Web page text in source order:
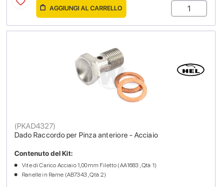
AGGIUNGI AL CARRELLO
Dado Raccordo per Pinza anteriore - Acciaio
(PKAD4327)
Contenuto del Kit:
Vite di Carico Acciaio 1,00mm Filetto (AA1683 , Qtà 1)
Ranelle in Rame (AB7343 , Qtà 2)